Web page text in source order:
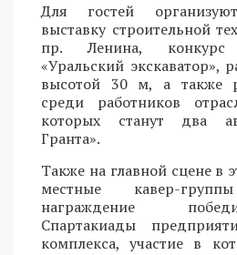
Для гостей
выставку строительной
пр. Ленина, конкурс
«Уральский экскаватор»,
высотой 30 м, а также
среди работников
которых станут два
Гранта».
Также на главной сцене в
местные кавер-
награждение
Спартакиады
комплекса, участие в